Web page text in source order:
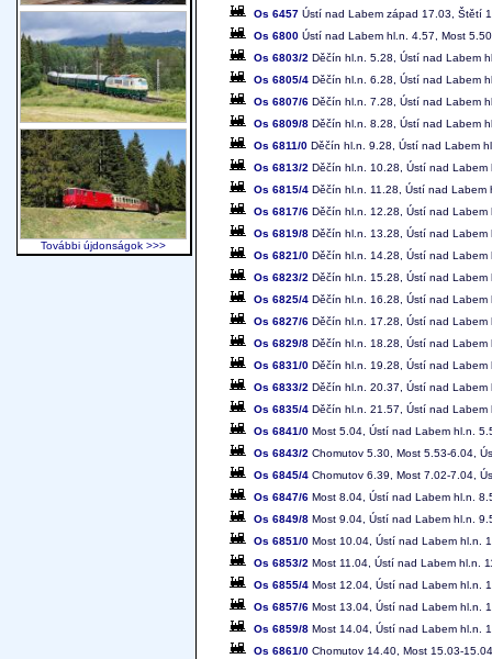
Os 6457 Ústí nad Labem západ 17.03, Štětí
Os 6800 Ústí nad Labem hl.n. 4.57, Most
Os 6803/2 Děčín hl.n. 5.28, Ústí nad Labem
Os 6805/4 Děčín hl.n. 6.28, Ústí nad Labem
Os 6807/6 Děčín hl.n. 7.28, Ústí nad Labem
Os 6809/8 Děčín hl.n. 8.28, Ústí nad Labem
Os 6811/0 Děčín hl.n. 9.28, Ústí nad Labem
Os 6813/2 Děčín hl.n. 10.28, Ústí nad
Os 6815/4 Děčín hl.n. 11.28, Ústí nad Labem
Os 6817/6 Děčín hl.n. 12.28, Ústí nad
Os 6819/8 Děčín hl.n. 13.28, Ústí nad
Os 6821/0 Děčín hl.n. 14.28, Ústí nad
Os 6823/2 Děčín hl.n. 15.28, Ústí nad
Os 6825/4 Děčín hl.n. 16.28, Ústí nad
Os 6827/6 Děčín hl.n. 17.28, Ústí nad
Os 6829/8 Děčín hl.n. 18.28, Ústí nad
Os 6831/0 Děčín hl.n. 19.28, Ústí nad
Os 6833/2 Děčín hl.n. 20.37, Ústí nad
Os 6835/4 Děčín hl.n. 21.57, Ústí nad
Os 6841/0 Most 5.04, Ústí nad Labem hl.n.
Os 6843/2 Chomutov 5.30, Most 5.53-6.04,
Os 6845/4 Chomutov 6.39, Most 7.02-7.04,
Os 6847/6 Most 8.04, Ústí nad Labem hl.n.
Os 6849/8 Most 9.04, Ústí nad Labem hl.n.
Os 6851/0 Most 10.04, Ústí nad Labem hl.n.
Os 6853/2 Most 11.04, Ústí nad Labem hl.n.
Os 6855/4 Most 12.04, Ústí nad Labem hl.n.
Os 6857/6 Most 13.04, Ústí nad Labem hl.n.
Os 6859/8 Most 14.04, Ústí nad Labem hl.n.
Os 6861/0 Chomutov 14.40, Most 15.03-
További újdonságok >>>